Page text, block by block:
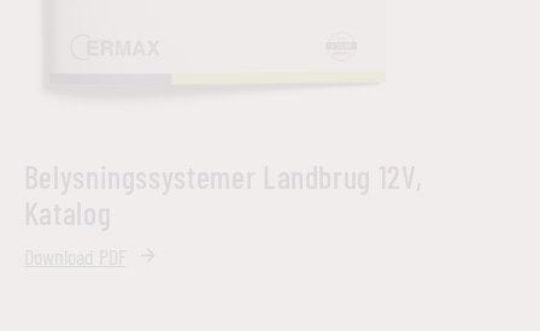
Belysningssystemer Landbrug 12V,
Katalog
Download PDF